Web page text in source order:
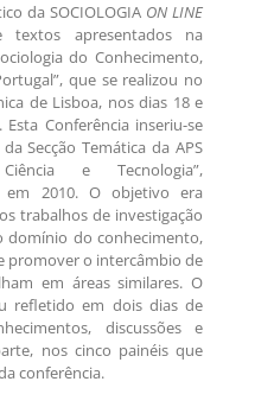
da SOCIOLOGIA ON LINE
apresentados na
do Conhecimento,
que se realizou no
de Lisboa, nos dias 18 e
Conferência inseriu-se
Secção Temática da APS
e Tecnologia”,
em 2010. O objetivo era
trabalhos de investigação
domínio do conhecimento,
promover o intercâmbio de
em áreas similares. O
refletido em dois dias de
discussões e
nos cinco painéis que
conferência.